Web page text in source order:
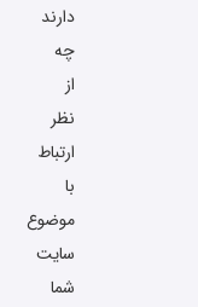
دارند
چه
از
نظر
ارتباط
با
موضوع
سایت
شما